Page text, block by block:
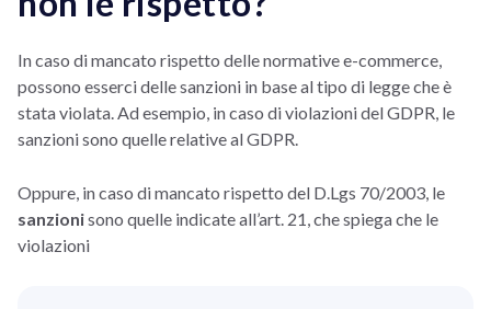
In caso di mancato rispetto delle normative e-commerce,
possono esserci delle sanzioni in base al tipo di legge che è
stata violata. Ad esempio, in caso di violazioni del GDPR, le
sanzioni sono quelle relative al GDPR.
Oppure, in caso di mancato rispetto del D.Lgs 70/2003, le
sanzionisono quelle indicate all’art. 21, che spiega che le
violazioni